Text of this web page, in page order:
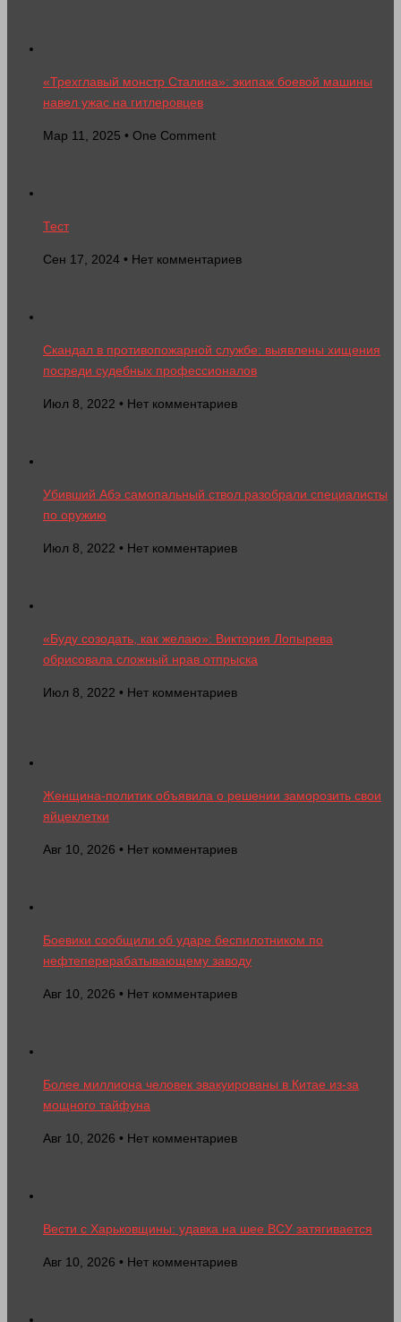
«Трехглавый монстр Сталина»: экипаж боевой машины
навел ужас на гитлеровцев
Мар 11, 2025 • One Comment
Тест
Сен 17, 2024 • Нет комментариев
Скандал в противопожарной службе: выявлены хищения
посреди судебных профессионалов
Июл 8, 2022 • Нет комментариев
Убивший Абэ самопальный ствол разобрали специалисты
по оружию
Июл 8, 2022 • Нет комментариев
«Буду созодать, как желаю»: Виктория Лопырева
обрисовала сложный нрав отпрыска
Июл 8, 2022 • Нет комментариев
Женщина-политик объявила о решении заморозить свои
яйцеклетки
Авг 10, 2026 • Нет комментариев
Боевики сообщили об ударе беспилотником по
нефтеперерабатывающему заводу
Авг 10, 2026 • Нет комментариев
Более миллиона человек эвакуированы в Китае из-за
мощного тайфуна
Авг 10, 2026 • Нет комментариев
Вести с Харьковщины: удавка на шее ВСУ затягивается
Авг 10, 2026 • Нет комментариев